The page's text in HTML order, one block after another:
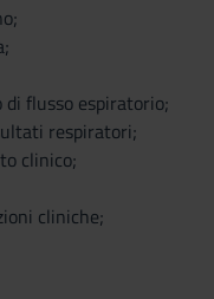
flusso espiratorio;
respiratori;
clinico;
cliniche;